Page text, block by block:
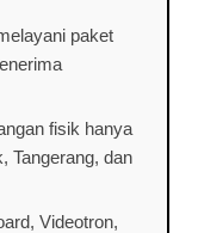
paket
fisik hanya
Tangerang, dan
Videotron,